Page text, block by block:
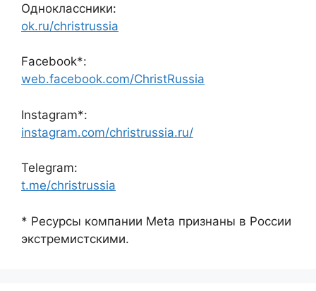
Одноклассники:
ok.ru/christrussia
Facebook*:
web.facebook.com/ChristRussia
Instagram*:
instagram.com/christrussia.ru/
Telegram:
t.me/christrussia
* Ресурсы компании Meta признаны в России
экстремистскими.